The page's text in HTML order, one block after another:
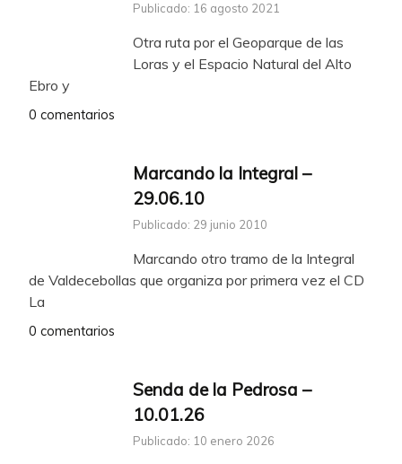
Publicado: 16 agosto 2021
Otra ruta por el Geoparque de las
Loras y el Espacio Natural del Alto
Ebro y
0 comentarios
Marcando la Integral –
29.06.10
Publicado: 29 junio 2010
Marcando otro tramo de la Integral
de Valdecebollas que organiza por primera vez el CD
La
0 comentarios
Senda de la Pedrosa –
10.01.26
Publicado: 10 enero 2026